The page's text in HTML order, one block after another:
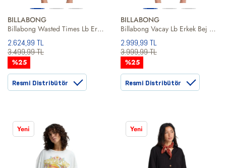
BILLABONG
Billabong Wasted Times Lb Erkek Volley
2.624,99 TL
3.499,99 TL
%25
Resmi Distribütör
BILLABONG
Billabong Vacay Lb Erkek Bej Volley Short
2.999,99 TL
3.999,99 TL
%25
Resmi Distribütör
Yeni Yeni